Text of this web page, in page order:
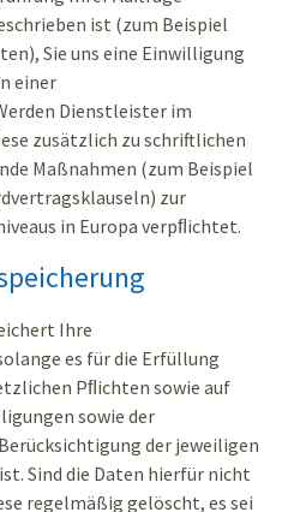
ist (zum Beispiel
Sie uns eine Einwilligung
einer
Dienstleister im
zusätzlich zu schriftlichen
Maßnahmen (zum Beispiel
zur
in Europa verpﬂichtet.
Ihre
es für die Erfüllung
Pﬂichten sowie auf
sowie der
der jeweiligen
Sind die Daten hierfür nicht
regelmäßig gelöscht, es sei